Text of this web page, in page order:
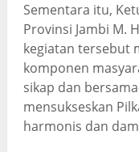
Sementara itu,
Provinsi Jambi M.
kegiatan tersebut
komponen
sikap dan
mensukseskan
harmonis dan